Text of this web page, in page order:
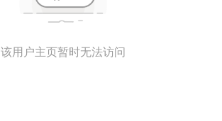
该用户主页暂时无法访问